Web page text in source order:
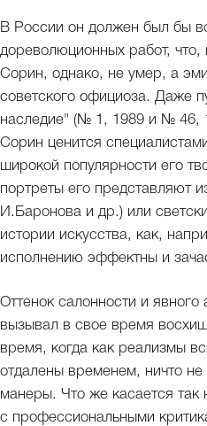
В России он должен был бы
дореволюционных работ,
Сорин, однако, не умер, а
советского официоза. Даже
наследие" (№ 1, 1989 и № 46,
Сорин ценится
широкой популярности его
портреты его представляют
И.Баронова и др.) или
истории искусства, как,
исполнению эффектны и
Оттенок салонности и
вызывал в свое время
время, когда как реализмы
отдалены временем, ничто
манеры. Что же касается
с профессиональными